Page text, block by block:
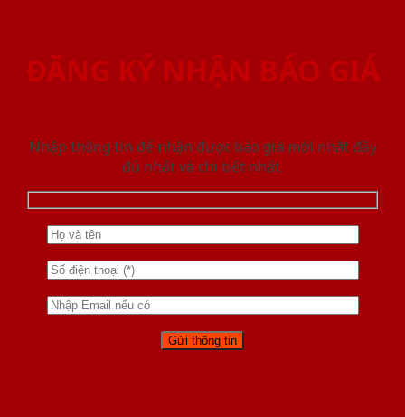
ĐĂNG KÝ NHẬN BÁO GIÁ
Nhập thông tin để nhận được báo giá mới nhât đầy
đủ nhất và chi tiết nhất.